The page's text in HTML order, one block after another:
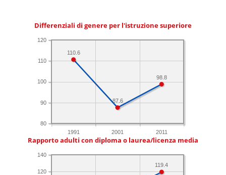
Differenziali di genere per l'istruzione superiore
1991 2001 2011
80
90
100
110
120
98.8
87.6
110.6
Rapporto adulti con diploma o laurea/licenza media
120
140
119.4